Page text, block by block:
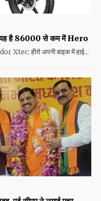
है 86000 से कम में Hero
Xtec: हीरो अपनी बाइक में हाई...